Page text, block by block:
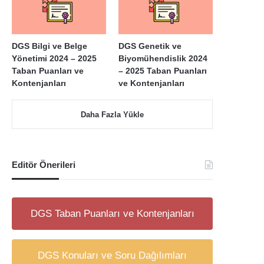
DGS Bilgi ve Belge
Yönetimi 2024 – 2025
Taban Puanları ve
Kontenjanları
DGS Genetik ve
Biyomühendislik 2024
– 2025 Taban Puanları
ve Kontenjanları
Daha Fazla Yükle
Editör Önerileri
DGS Taban Puanları ve Kontenjanları
DGS Konuları ve Soru Dağılımları